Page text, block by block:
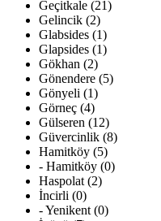
Geçitkale (21)
Gelincik (2)
Glabsides (1)
Glapsides (1)
Gökhan (2)
Gönendere (5)
Gönyeli (1)
Görneç (4)
Gülseren (12)
Güvercinlik (8)
Hamitköy (5)
- Hamitköy (0)
Haspolat (2)
İncirli (0)
- Yenikent (0)